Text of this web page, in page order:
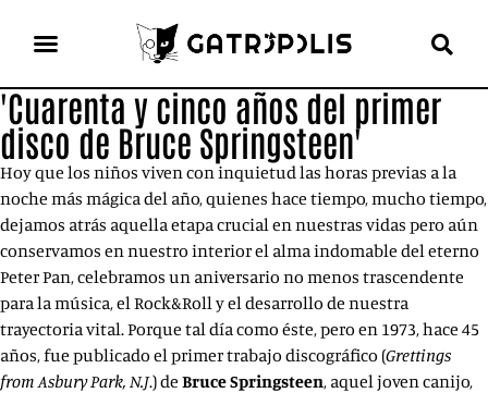
'Cuarenta y cinco años del primer
disco de Bruce Springsteen'
Hoy que los niños viven con inquietud las horas previas a la
noche más mágica del año, quienes hace tiempo, mucho tiempo,
dejamos atrás aquella etapa crucial en nuestras vidas pero aún
conservamos en nuestro interior el alma indomable del eterno
Peter Pan, celebramos un aniversario no menos trascendente
para la música, el Rock&Roll y el desarrollo de nuestra
trayectoria vital. Porque tal día como éste, pero en 1973, hace 45
años, fue publicado el primer trabajo discográfico (Grettings
from Asbury Park, N.J.) de BruceSpringsteen, aquel joven canijo,